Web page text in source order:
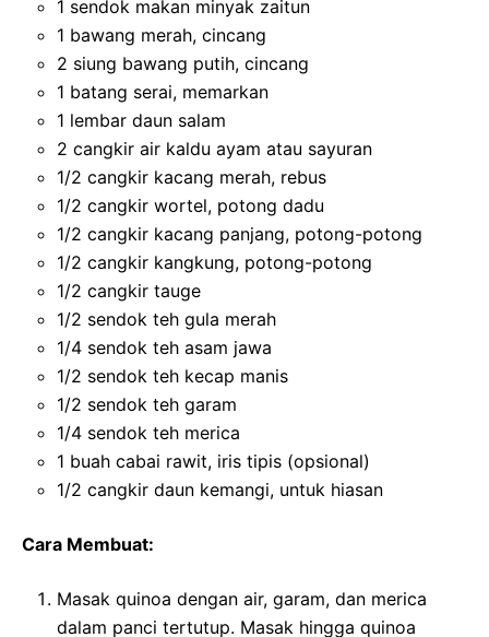
1 sendok makan minyak zaitun
1 bawang merah, cincang
2 siung bawang putih, cincang
1 batang serai, memarkan
1 lembar daun salam
2 cangkir air kaldu ayam atau sayuran
1/2 cangkir kacang merah, rebus
1/2 cangkir wortel, potong dadu
1/2 cangkir kacang panjang, potong-potong
1/2 cangkir kangkung, potong-potong
1/2 cangkir tauge
1/2 sendok teh gula merah
1/4 sendok teh asam jawa
1/2 sendok teh kecap manis
1/2 sendok teh garam
1/4 sendok teh merica
1 buah cabai rawit, iris tipis (opsional)
1/2 cangkir daun kemangi, untuk hiasan
Cara Membuat:
Masak quinoa dengan air, garam, dan merica
dalam panci tertutup. Masak hingga quinoa